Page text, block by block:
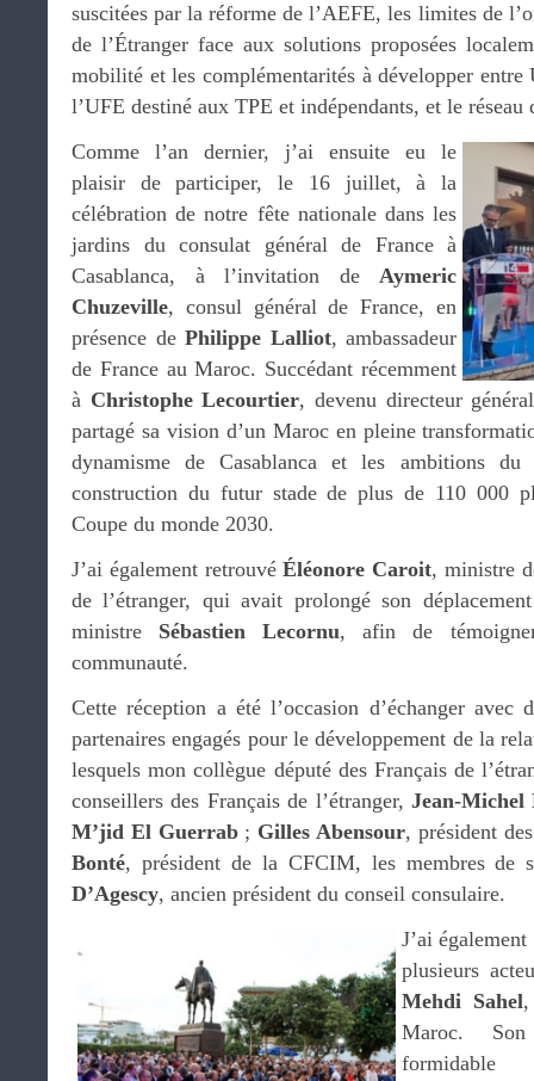
suscitées par la réforme de l’AEFE, les limites de
de l’Étranger face aux solutions proposées
mobilité et les complémentarités à développer entre
l’UFE destiné aux TPE et indépendants, et le
Comme l’an dernier, j’ai ensuite eu le
plaisir de participer, le 16 juillet, à la
célébration de notre fête nationale dans les
jardins du consulat général de France à
Casablanca, à l’invitation de Aymeric
Chuzeville, consul général de France, en
présence de Philippe Lalliot, ambassadeur
de France au Maroc. Succédant récemment
à Christophe Lecourtier, devenu directeur
partagé sa vision d’un Maroc en pleine
dynamisme de Casablanca et les ambitions
construction du futur stade de plus de 110 000
Coupe du monde 2030.
J’ai également retrouvéÉléonore Caroit, ministre
de l’étranger, qui avait prolongé son
ministre Sébastien Lecornu, afin de
communauté.
Cette réception a été l’occasion d’échanger avec
partenaires engagés pour le développement de la
lesquels mon collègue député des Français de
conseillers des Français de l’étranger, Jean-Michel
M’jid El Guerrab; Gilles Abensour, président
Bonté, président de la CFCIM, les membres de
D’Agescy, ancien président du conseil consulaire.
J’ai
plusieurs
Mehdi Sahel
Maroc.
formidable